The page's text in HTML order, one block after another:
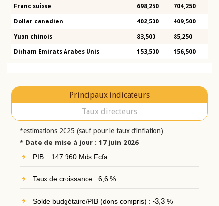
Franc suisse 698,250 704,250
Dollar canadien 402,500 409,500
Yuan chinois 83,500 85,250
Dirham Emirats Arabes Unis 153,500 156,500
Principaux indicateurs
Taux directeurs
*estimations 2025 (sauf pour le taux d’inflation)
* Date de mise à jour : 17 juin 2026
PIB : 147 960 Mds Fcfa
Taux de croissance : 6,6 %
Solde budgétaire/PIB (dons compris) : -3,3%